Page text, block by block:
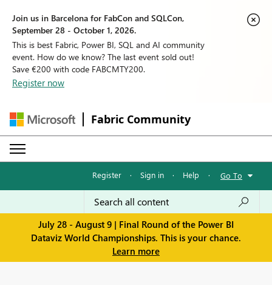
Join us in Barcelona for FabCon and SQLCon,
September 28 - October 1, 2026.
This is best Fabric, Power BI, SQL and AI community
event. How do we know? The last event sold out!
Save €200 with code FABCMTY200.
Register now
Fabric Community
Register · Sign in · Help · Go To
July 28 - August 9 | Final Round of the Power BI
Dataviz World Championships. This is your chance.
Learn more